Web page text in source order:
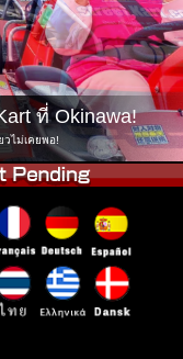
Tokyo Akihabara#1
Tokyo Shibuya
Tokyo Bay
Osaka
ที่ Okinawa!
วไม่เคยพอ!